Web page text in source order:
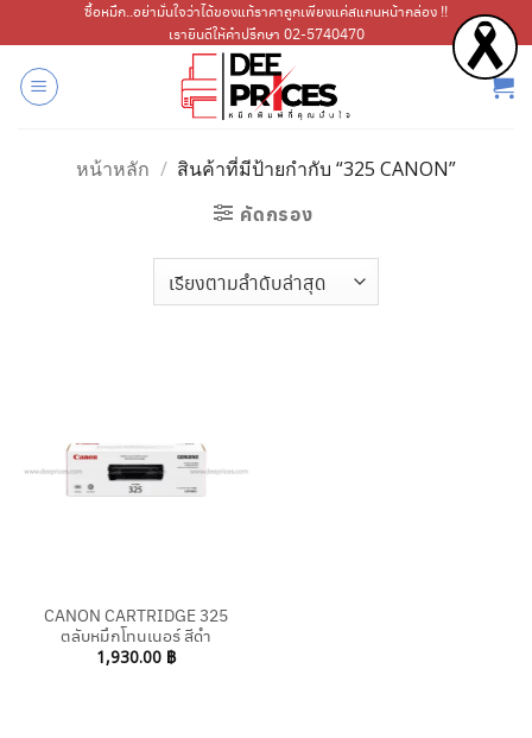
ไป
เนื้อหา
ซื้อหมึก..อย่ามั่นใจว่าได้ของแท้ราคาถูกเพียงแค่สแกนหน้ากล่อง !!
เรายินดีให้คำปรึกษา 02-5740470
หน้าหลัก / สินค้าที่มีป้ายกำกับ “325 CANON”
คัดกรอง
CANON CARTRIDGE 325
ตลับหมึกโทนเนอร์ สีดำ
1,930.00 ฿